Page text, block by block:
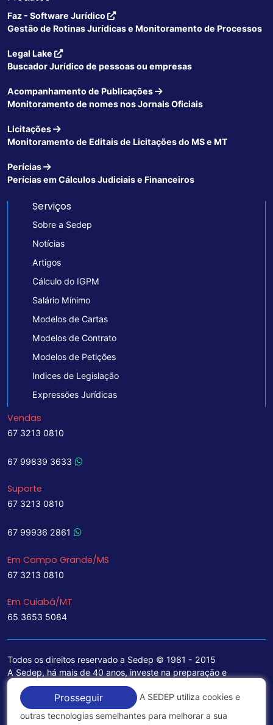
Faz - Software Jurídico
Gestão de Rotinas Jurídicas e Monitoramento de Processos
Legal Lake
Buscador Jurídico de pessoas ou empresas
Acompanhamento de Publicações
Monitoramento de nomes nos Jornais Oficiais
Licitações
Monitoramento de Editais de Licitações do MS e MT
Perícias
Perícias em Cálculos Judiciais e Financeiros
Serviços
Sobre a Sedep
Notícias
Artigos
Cálculo do IGPM
Salário Mínimo
Modelos de Cartas
Modelos de Contrato
Modelos de Petições
Indices de Legislação
Expressões Jurídicas
Vendas
67 3213 0810
67 99839 3633
Suporte
67 3213 0810
67 99936 2861
Em Campo Grande/MS
67 3213 0810
Em Cuiabá/MT
65 3653 5084
Todos os direitos reservado a Sedep © 1981 - 2015
A Sedep, há mais de 40 anos, investe na preparação e
treinamento de funcionários e na aquisição de tecnologia de
ponta para a ampliação de seu portfólio de serviços voltados
para a área jurídica, que contemplam informações seguras e
Prosseguir
A SEDEP utiliza cookies e
outras tecnologias semelhantes para melhorar a sua